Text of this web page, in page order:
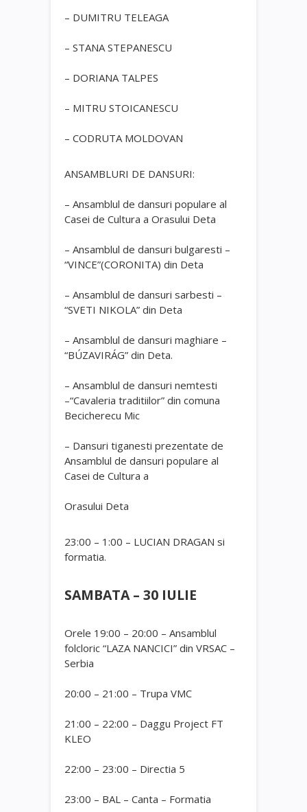
– DUMITRU TELEAGA
– STANA STEPANESCU
– DORIANA TALPES
– MITRU STOICANESCU
– CODRUTA MOLDOVAN
ANSAMBLURI DE DANSURI:
– Ansamblul de dansuri populare al
Casei de Cultura a Orasului Deta
– Ansamblul de dansuri bulgaresti –
“VINCE”(CORONITA) din Deta
– Ansamblul de dansuri sarbesti –
“SVETI NIKOLA” din Deta
– Ansamblul de dansuri maghiare –
“BÚZAVIRÁG” din Deta.
– Ansamblul de dansuri nemtesti
–“Cavaleria traditiilor” din comuna
Becicherecu Mic
– Dansuri tiganesti prezentate de
Ansamblul de dansuri populare al
Casei de Cultura a
Orasului Deta
23:00 – 1:00 – LUCIAN DRAGAN si
formatia.
SAMBATA – 30 IULIE
Orele 19:00 – 20:00 – Ansamblul
folcloric “LAZA NANCICI” din VRSAC –
Serbia
20:00 – 21:00 – Trupa VMC
21:00 – 22:00 – Daggu Project FT
KLEO
22:00 – 23:00 – Directia 5
23:00 – BAL – Canta – Formatia